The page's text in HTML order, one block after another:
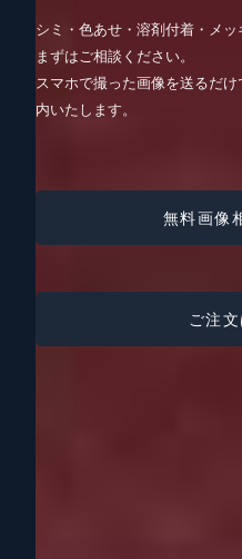
シミ・色あせ・溶剤付着・メッ
まずはご相談ください。
スマホで撮った画像を送るだ
内いたします。
無料画像
ご注